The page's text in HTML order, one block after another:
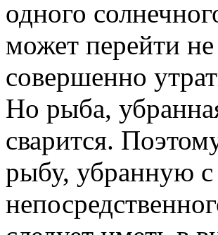
одного
может перейти
совершенно
Но рыба,
сварится.
рыбу, убранную с